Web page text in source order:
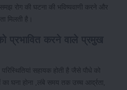
रोग की घटना की भविष्यवाणी करने और
मिलती है।
सहायक होती है जैसे पौधे को
का घना होना ,लंबे समय तक उच्च आर्द्रता,